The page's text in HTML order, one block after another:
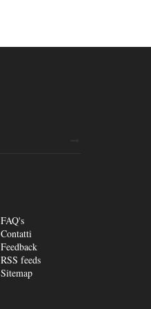
FAQ's
Contatti
Feedback
RSS feeds
Sitemap